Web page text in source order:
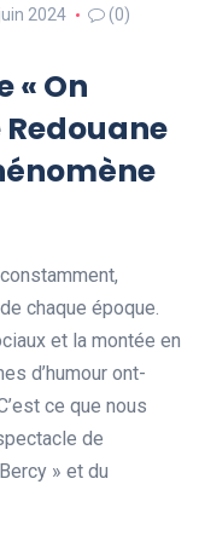
2024 (0)
« On
Redouane
chaque époque.
et la montée en
d’humour ont-
ce que nous
de
» et du